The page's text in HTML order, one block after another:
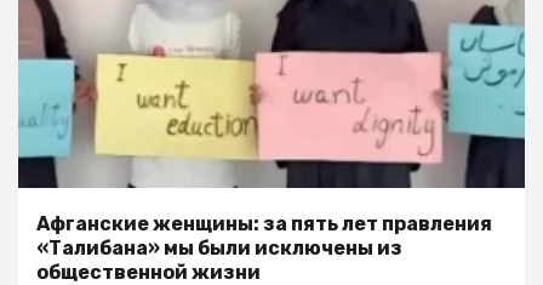
Афганские женщины: за пять лет правления
«Талибана» мы были исключены из
общественной жизни